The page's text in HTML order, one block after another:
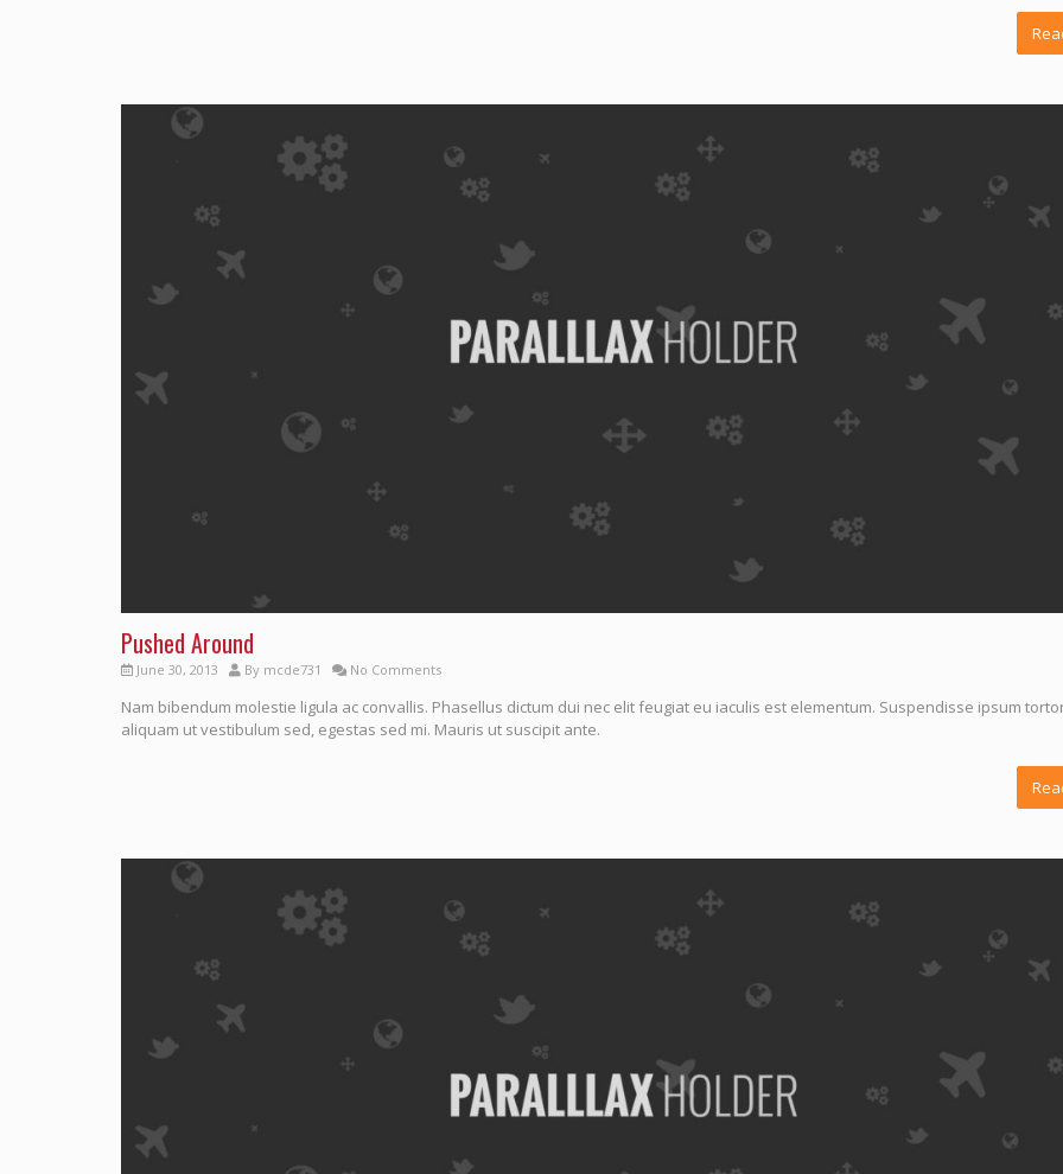
Pushed Around
June 30, 2013 By mcde731 No Comments
Nam bibendum molestie ligula ac convallis. Phasellus dictum dui nec elit feugiat eu iaculis est elementum. Suspendisse ipsum
aliquam ut vestibulum sed, egestas sed mi. Mauris ut suscipit ante.